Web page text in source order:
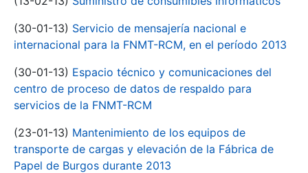
(30-01-13) Servicio de mensajería nacional e
internacional para la FNMT-RCM, en el período 2013
(30-01-13) Espacio técnico y comunicaciones del
centro de proceso de datos de respaldo para
servicios de la FNMT-RCM
(23-01-13) Mantenimiento de los equipos de
transporte de cargas y elevación de la Fábrica de
Papel de Burgos durante 2013